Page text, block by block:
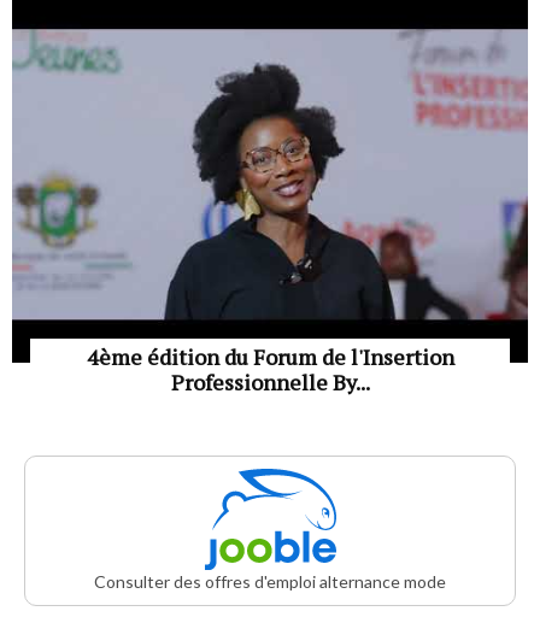
4ème édition du Forum de l'Insertion
Professionnelle By...
Consulter des offres d'emploi alternance mode